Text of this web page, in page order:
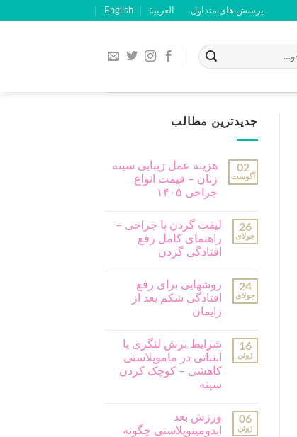
پرسش های متداول العربية English
جدیدترین مطالب
02
آگوست
هزینه عمل زیبایی سینه
زنان – قیمت انواع
جراحی ۱۴۰۵
26
جولای
لیفت گردن با جراحی –
راهنمای کامل رفع
افتادگی گردن
24
جولای
روشهایی برای رفع
افتادگی شکم بعد از
زایمان
16
ژوئن
شرایط برش لنگری یا
آبنباتی در ماموپلاستی
کاهشی – کوچک کردن
سینه
06
ژوئن
ورزش بعد
ابدومینوپلاستی چگونه